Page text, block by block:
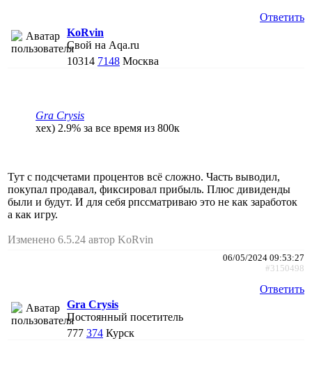
Ответить
KoRvin
Свой на Aqa.ru
10314 7148 Москва
Gra Crysis
хех) 2.9% за все время из 800к
Тут с подсчетами процентов всё сложно. Часть выводил,
покупал продавал, фиксировал прибыль. Плюс дивиденды
были и будут. И для себя рпссматриваю это не как заработок
а как игру.
Изменено 6.5.24 автор KoRvin
06/05/2024 09:53:27
#3150498
Ответить
Gra Crysis
Постоянный посетитель
777 374 Курск